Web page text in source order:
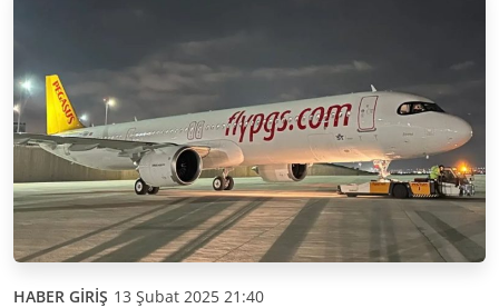
HABER GİRİŞ 13 Şubat 2025 21:40